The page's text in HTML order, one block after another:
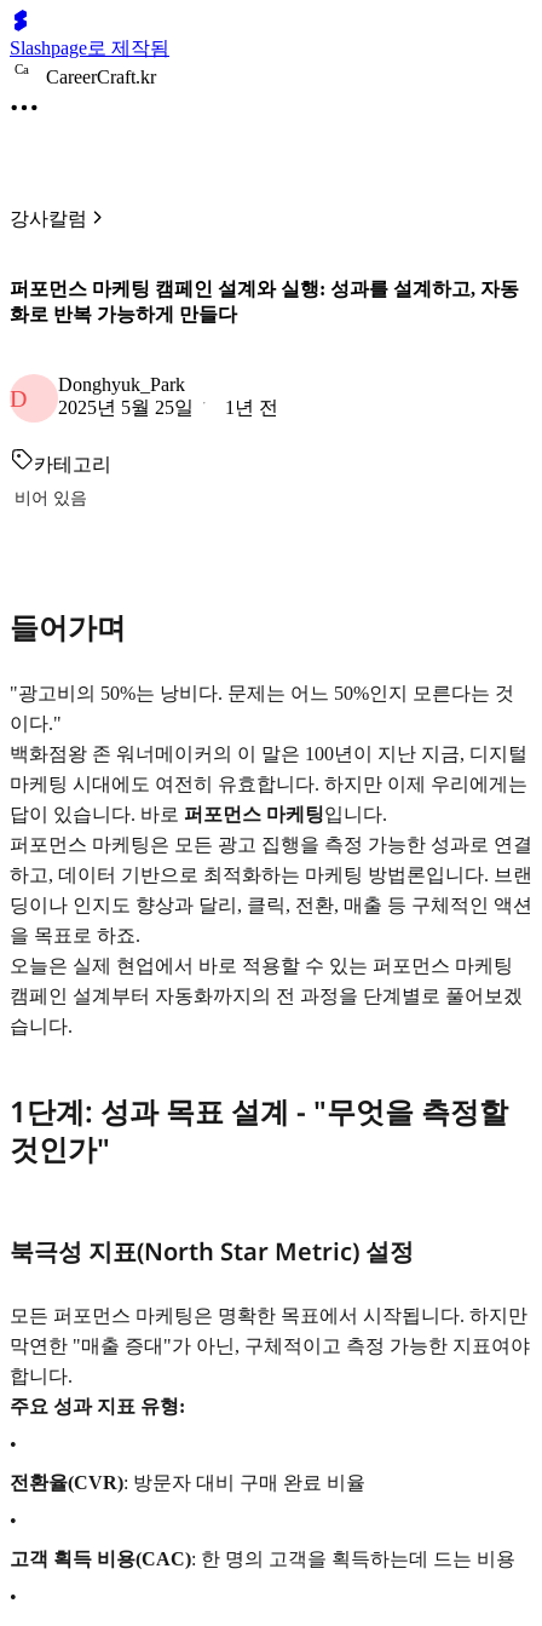
Slashpage로 제작됨
Ca CareerCraft.kr
강사칼럼
퍼포먼스 마케팅 캠페인 설계와 실행: 성과를 설계하고, 자동
화로 반복 가능하게 만들다
D
Donghyuk_Park
2025년 5월 25일
1년 전
카테고리
비어 있음
들어가며
"광고비의 50%는 낭비다. 문제는 어느 50%인지 모른다는 것
이다."
백화점왕 존 워너메이커의 이 말은 100년이 지난 지금, 디지털
마케팅 시대에도 여전히 유효합니다. 하지만 이제 우리에게는
답이 있습니다. 바로 퍼포먼스 마케팅입니다.
퍼포먼스 마케팅은 모든 광고 집행을 측정 가능한 성과로 연결
하고, 데이터 기반으로 최적화하는 마케팅 방법론입니다. 브랜
딩이나 인지도 향상과 달리, 클릭, 전환, 매출 등 구체적인 액션
을 목표로 하죠.
오늘은 실제 현업에서 바로 적용할 수 있는 퍼포먼스 마케팅
캠페인 설계부터 자동화까지의 전 과정을 단계별로 풀어보겠
습니다.
1단계: 성과 목표 설계 - "무엇을 측정할
것인가"
북극성 지표(North Star Metric) 설정
모든 퍼포먼스 마케팅은 명확한 목표에서 시작됩니다. 하지만
막연한 "매출 증대"가 아닌, 구체적이고 측정 가능한 지표여야
합니다.
주요 성과 지표 유형:
•
전환율(CVR): 방문자 대비 구매 완료 비율
•
고객 획득 비용(CAC): 한 명의 고객을 획득하는데 드는 비용
•